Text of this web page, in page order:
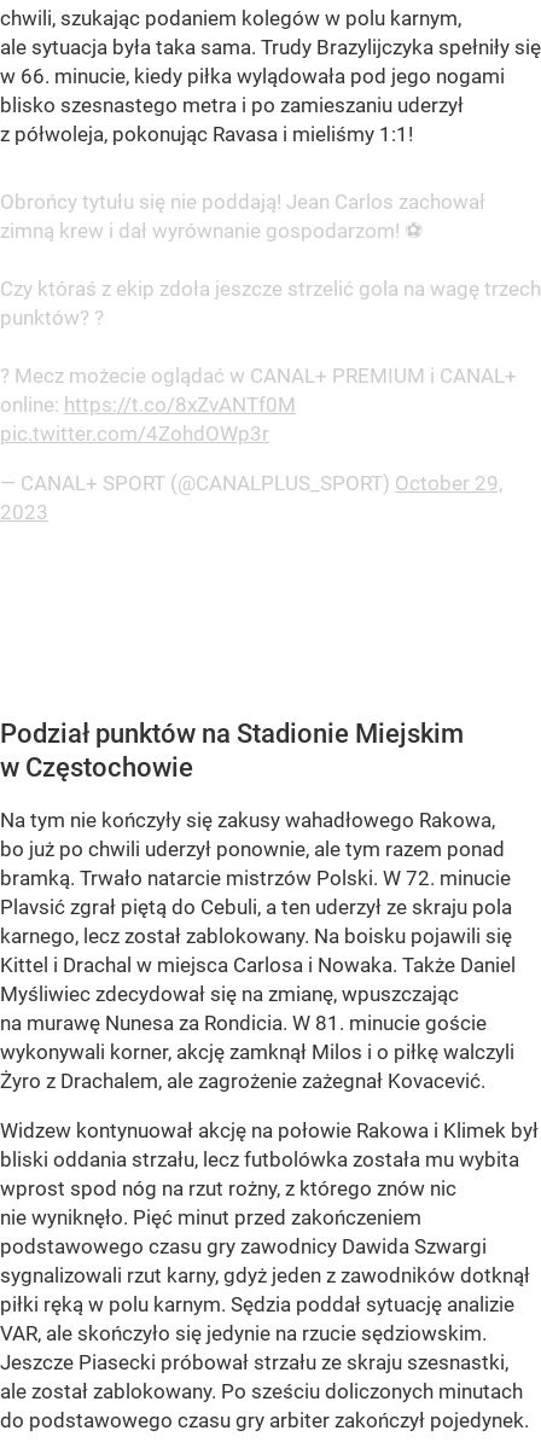
chwili, szukając podaniem kolegów w polu karnym,
ale sytuacja była taka sama. Trudy Brazylijczyka spełniły się
w 66. minucie, kiedy piłka wylądowała pod jego nogami
blisko szesnastego metra i po zamieszaniu uderzył
z półwoleja, pokonując Ravasa i mieliśmy 1:1!
Obrońcy tytułu się nie poddają! Jean Carlos zachował
zimną krew i dał wyrównanie gospodarzom! ⚽
Czy któraś z ekip zdoła jeszcze strzelić gola na wagę trzech
punktów? ?
? Mecz możecie oglądać w CANAL+ PREMIUM i CANAL+
online: https://t.co/8xZvANTf0M
pic.twitter.com/4ZohdOWp3r
— CANAL+ SPORT (@CANALPLUS_SPORT) October 29,
2023
Podział punktów na Stadionie Miejskim
w Częstochowie
Na tym nie kończyły się zakusy wahadłowego Rakowa,
bo już po chwili uderzył ponownie, ale tym razem ponad
bramką. Trwało natarcie mistrzów Polski. W 72. minucie
Plavsić zgrał piętą do Cebuli, a ten uderzył ze skraju pola
karnego, lecz został zablokowany. Na boisku pojawili się
Kittel i Drachal w miejsca Carlosa i Nowaka. Także Daniel
Myśliwiec zdecydował się na zmianę, wpuszczając
na murawę Nunesa za Rondicia. W 81. minucie goście
wykonywali korner, akcję zamknął Milos i o piłkę walczyli
Żyro z Drachalem, ale zagrożenie zażegnał Kovacević.
Widzew kontynuował akcję na połowie Rakowa i Klimek był
bliski oddania strzału, lecz futbolówka została mu wybita
wprost spod nóg na rzut rożny, z którego znów nic
nie wyniknęło. Pięć minut przed zakończeniem
podstawowego czasu gry zawodnicy Dawida Szwargi
sygnalizowali rzut karny, gdyż jeden z zawodników dotknął
piłki ręką w polu karnym. Sędzia poddał sytuację analizie
VAR, ale skończyło się jedynie na rzucie sędziowskim.
Jeszcze Piasecki próbował strzału ze skraju szesnastki,
ale został zablokowany. Po sześciu doliczonych minutach
do podstawowego czasu gry arbiter zakończył pojedynek.